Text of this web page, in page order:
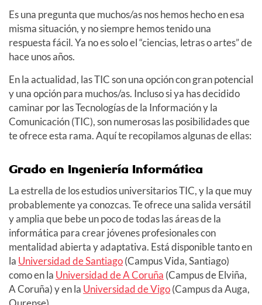
Es una pregunta que muchos/as nos hemos hecho en esa
misma situación, y no siempre hemos tenido una
respuesta fácil. Ya no es solo el “ciencias, letras o artes” de
hace unos años.
En la actualidad, las TIC son una opción con gran potencial
y una opción para muchos/as. Incluso si ya has decidido
caminar por las Tecnologías de la Información y la
Comunicación (TIC), son numerosas las posibilidades que
te ofrece esta rama. Aquí te recopilamos algunas de ellas:
Grado en Ingeniería Informática
La estrella de los estudios universitarios TIC, y la que muy
probablemente ya conozcas. Te ofrece una salida versátil
y amplia que bebe un poco de todas las áreas de la
informática para crear jóvenes profesionales con
mentalidad abierta y adaptativa. Está disponible tanto en
la Universidad de Santiago(Campus Vida, Santiago)
como en la Universidad de A Coruña (Campus de Elviña,
A Coruña) y en la Universidad de Vigo(Campus da Auga,